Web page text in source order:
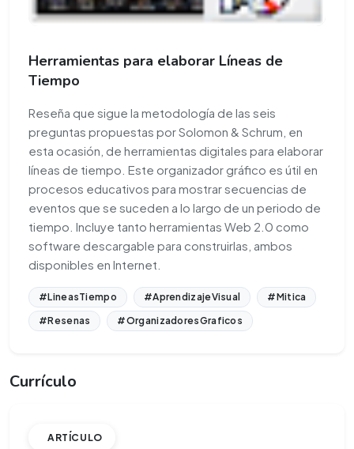
Herramientas para elaborar Líneas de
Tiempo
Reseña que sigue la metodología de las seis
preguntas propuestas por Solomon & Schrum, en
esta ocasión, de herramientas digitales para elaborar
líneas de tiempo. Este organizador gráfico es útil en
procesos educativos para mostrar secuencias de
eventos que se suceden a lo largo de un periodo de
tiempo. Incluye tanto herramientas Web 2.0 como
software descargable para construirlas, ambos
disponibles en Internet.
#LineasTiempo #AprendizajeVisual
#Mitica
#Resenas
#OrganizadoresGraficos
Currículo
ARTÍCULO